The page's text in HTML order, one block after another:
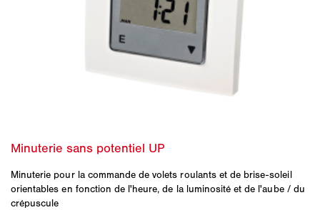
Minuterie pour la commande de volets roulants et de brise-soleil
orientables en fonction de l'heure, de la luminosité et de l'aube / du
crépuscule